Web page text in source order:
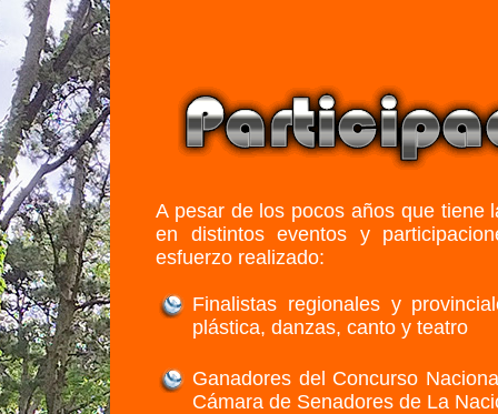
A pesar de los pocos años que tiene
en distintos eventos y
esfuerzo realizado:
Finalistas regionales y
plástica, danzas, canto y teatro
Ganadores del Concurso
Cámara de Senadores de La